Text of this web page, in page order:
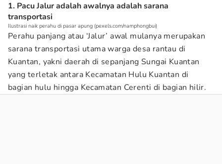
1. Pacu Jalur adalah awalnya adalah sarana
transportasi
Ilustrasi naik perahu di pasar apung (pexels.com/namphongbui)
Perahu panjang atau ‘Jalur’ awal mulanya merupakan
sarana transportasi utama warga desa rantau di
Kuantan, yakni daerah di sepanjang Sungai Kuantan
yang terletak antara Kecamatan Hulu Kuantan di
bagian hulu hingga Kecamatan Cerenti di bagian hilir.